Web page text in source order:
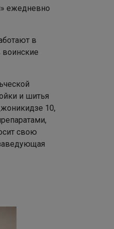
ежедневно
в
и шитья
10,
свою